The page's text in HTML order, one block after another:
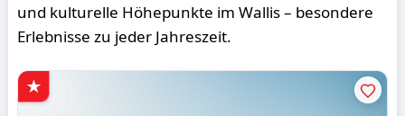
und kulturelle Höhepunkte im Wallis – besondere
Erlebnisse zu jeder Jahreszeit.